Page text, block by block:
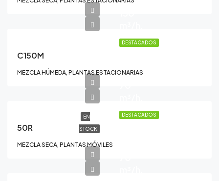
DESTACADOS
C150M
MEZCLA HÚMEDA, PLANTAS ESTACIONARIAS
DESTACADOS
EN
STOCK
50R
MEZCLA SECA, PLANTAS MÓVILES